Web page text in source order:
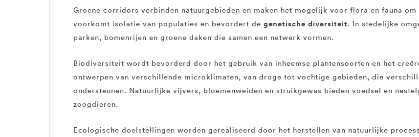
Groene corridors verbinden natuurgebieden en maken het mogelijk voor flora en fauna
voorkomt isolatie van populaties en bevordert de genetische diversiteit. In stedelijke
parken, bomenrijen en groene daken die samen een netwerk vormen.
Biodiversiteit wordt bevorderd door het gebruik van inheemse plantensoorten en het
ontwerpen van verschillende microklimaten, van droge tot vochtige gebieden, die
ondersteunen. Natuurlijke vijvers, bloemenweiden en struikgewas bieden voedsel en
zoogdieren.
Ecologische doelstellingen worden gerealiseerd door het herstellen van natuurlijke